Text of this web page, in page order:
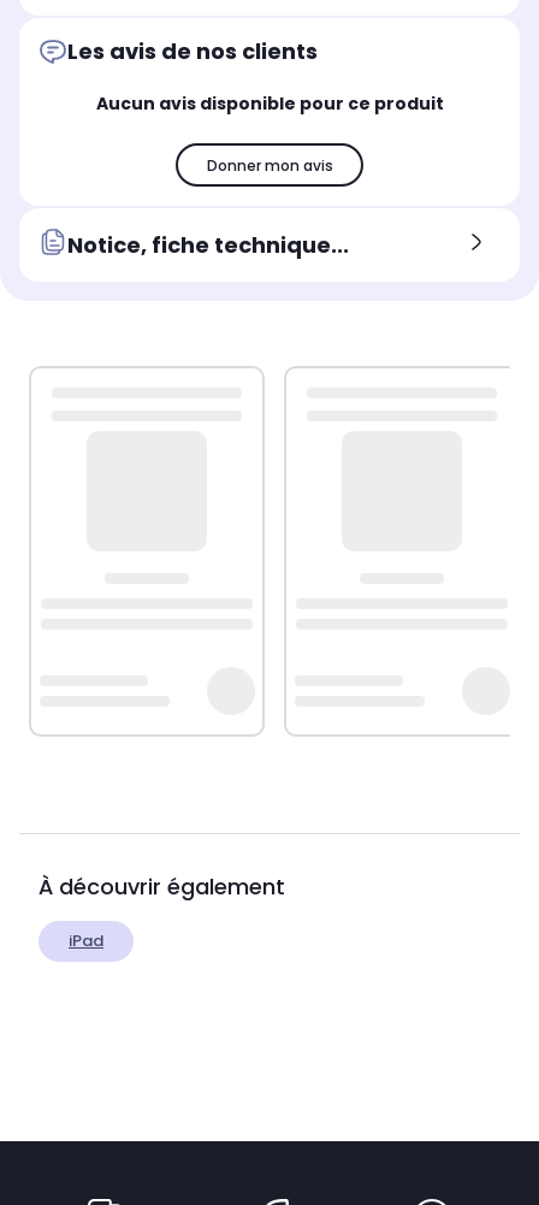
Les avis de nos clients
Aucun avis disponible pour ce produit
Donner mon avis
Notice, fiche technique...
À découvrir également
iPad